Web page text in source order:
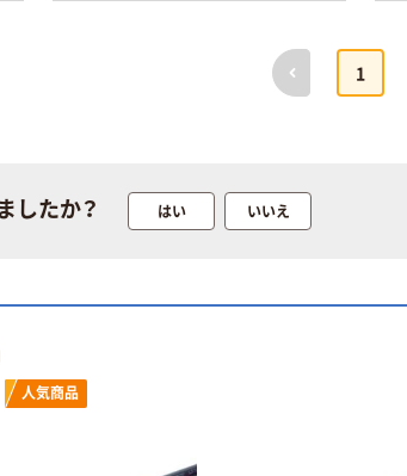
前へ
1
したか？ はい いいえ
人気商品
アスクル はたら
￥386~
アスクル